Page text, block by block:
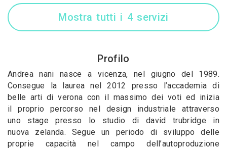
Mostra tutti i 4 servizi
Profilo
Andrea nani nasce a vicenza, nel giugno del 1989.
Consegue la laurea nel 2012 presso l’accademia di
belle arti di verona con il massimo dei voti ed inizia
il proprio percorso nel design industriale attraverso
uno stage presso lo studio di david trubridge in
nuova zelanda. Segue un periodo di sviluppo delle
proprie capacità nel campo dell’autoproduzione